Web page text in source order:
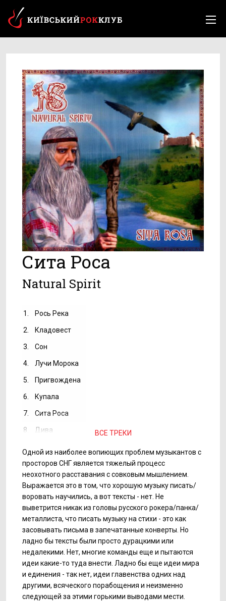
Сита Роса
Natural Spirit
1. Рось Река
2. Кладовест
3. Сон
4. Лучи Морока
5. Пригвождена
6. Купала
7. Сита Роса
8. Дива ВСЕ ТРЕКИ
Одной из наиболее вопиющих проблем музыкантов с
просторов СНГ является тяжелый процесс
неохотного расставания с совковым мышлением.
Выражается это в том, что хорошую музыку писать/
воровать научились, а вот тексты - нет. Не
выветрится никак из головы русского рокера/панка/
металлиста, что писать музыку на стихи - это как
засовывать письма в запечатанные конверты. Но
ладно бы тексты были просто дурацкими или
недалекими. Нет, многие команды еще и пытаются
идеи какие-то туда внести. Ладно бы еще идеи мира
и единения - так нет, идеи главенства одних над
другими, всяческого порабощения и неизменно
следующей за этими горькими выводами мести.